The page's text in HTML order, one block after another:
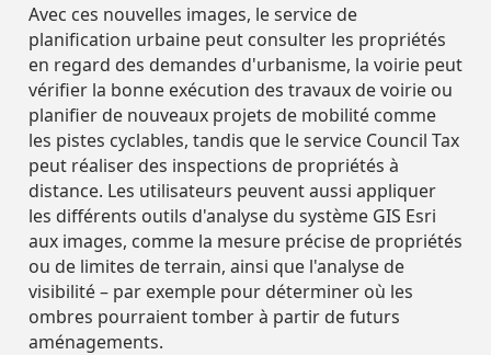
Avec ces nouvelles images, le service de
planification urbaine peut consulter les propriétés
en regard des demandes d'urbanisme, la voirie peut
vérifier la bonne exécution des travaux de voirie ou
planifier de nouveaux projets de mobilité comme
les pistes cyclables, tandis que le service Council Tax
peut réaliser des inspections de propriétés à
distance. Les utilisateurs peuvent aussi appliquer
les différents outils d'analyse du système GIS Esri
aux images, comme la mesure précise de propriétés
ou de limites de terrain, ainsi que l'analyse de
visibilité – par exemple pour déterminer où les
ombres pourraient tomber à partir de futurs
aménagements.